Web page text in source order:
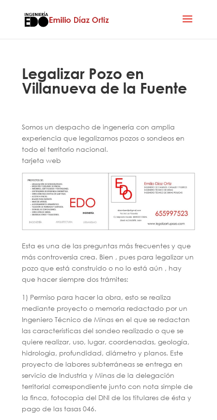
Legalizar Pozo en
Villanueva de la Fuente
Somos un despacho de ingenería con amplia
experiencia que legalizamos pozos o sondeos en
todo el territorio nacional.
tarjeta web
Esta es una de las preguntas más frecuentes y que
más controversia crea. Bien , pues para legalizar un
pozo que está construido o no lo está aún , hay
que hacer siempre dos trámites:
1) Permiso para hacer la obra, esto se realiza
mediante proyecto o memoria redactado por un
Ingeniero Técnico de Minas en el que se redactan
las características del sondeo realizado o que se
quiere realizar, uso, lugar, coordenadas, geología,
hidrologia, profundidad, diámetro y planos. Este
proyecto de labores subterráneas se entrega en
servicio de Industria y Minas de la delegación
territorial correspondiente junto con nota simple de
la finca, fotocopia del DNI de los titulares de ésta y
pago de las tasas 046.